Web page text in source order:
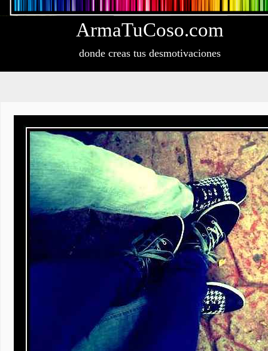
ArmaTuCoso.com
donde creas tus desmotivaciones